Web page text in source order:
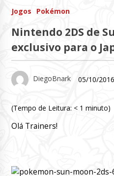
Jogos Pokémon
Nintendo 2DS de
exclusivo para o
DiegoBnark 05/10/2016
(Tempo de Leitura: < 1 minuto)
Olá Trainers!